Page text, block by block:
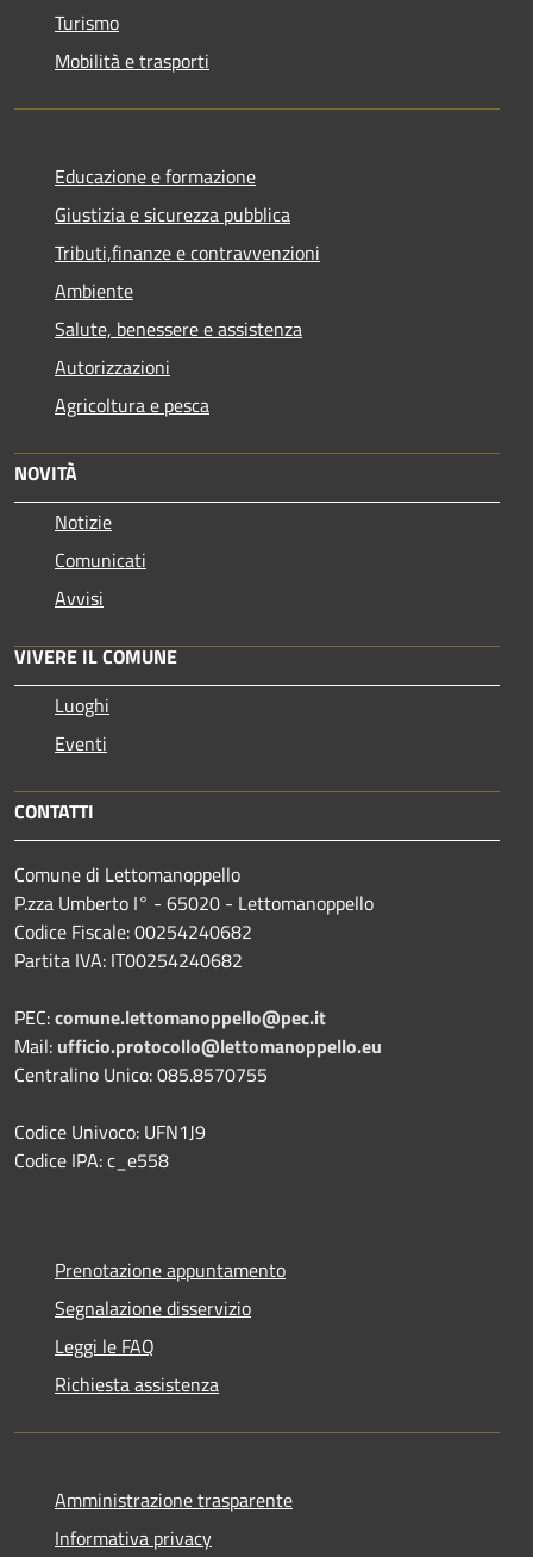
Turismo
Mobilità e trasporti
Educazione e formazione
Giustizia e sicurezza pubblica
Tributi,finanze e contravvenzioni
Ambiente
Salute, benessere e assistenza
Autorizzazioni
Agricoltura e pesca
NOVITÀ
Notizie
Comunicati
Avvisi
VIVERE IL COMUNE
Luoghi
Eventi
CONTATTI
Comune di Lettomanoppello
P.zza Umberto I° - 65020 - Lettomanoppello
Codice Fiscale: 00254240682
Partita IVA: IT00254240682
PEC:comune.lettomanoppello@pec.it
Mail: ufficio.protocollo@lettomanoppello.eu
Centralino Unico: 085.8570755
Codice Univoco: UFN1J9
Codice IPA: c_e558
Prenotazione appuntamento
Segnalazione disservizio
Leggi le FAQ
Richiesta assistenza
Amministrazione trasparente
Informativa privacy